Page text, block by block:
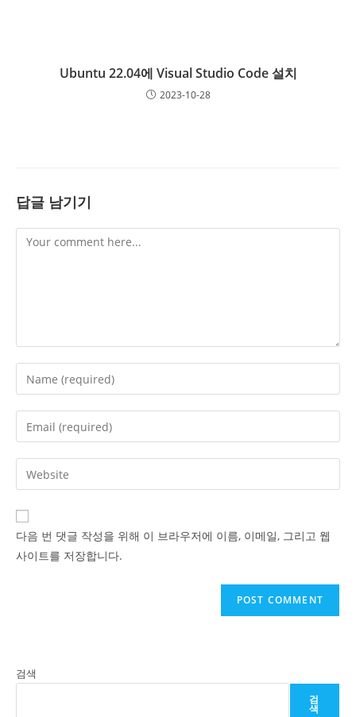
Ubuntu 22.04에 Visual Studio Code 설치
2023-10-28
답글 남기기
Comment
Enter
your
name
comment
Enter
your
email
address
comment
Enter
your
website
URL
다음 번 댓글 작성을 위해 이 브라우저에 이름, 이메일, 그리고 웹
사이트를 저장합니다.
검색
검
색